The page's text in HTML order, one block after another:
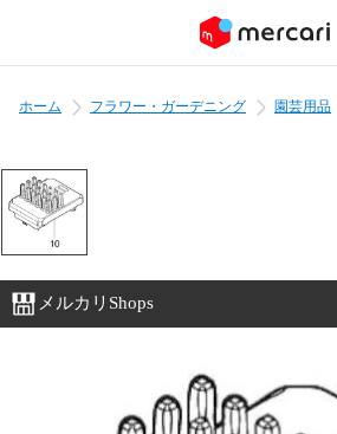
ホーム フラワー・ガーデニング 園芸用品
メルカリShops